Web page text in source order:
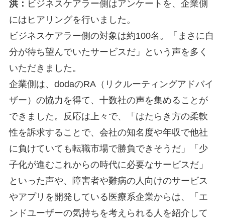
洪： ビジネスケアラー側はアンケートを、企業側
にはヒアリングを行いました。
ビジネスケアラー側の対象は約100名。「まさに自
分が待ち望んでいたサービスだ」という声を多く
いただきました。
企業側は、dodaのRA（リクルーティングアドバイ
ザー）の協力を得て、十数社の声を集めることが
できました。反応は上々で、「はたらき方の柔軟
性を訴求することで、会社の知名度や年収で他社
に負けていても転職市場で勝負できそうだ」「少
子化が進むこれからの時代に必要なサービスだ」
といった声や、障害者や難病の人向けのサービス
やアプリを開発している医療系企業からは、「エ
ンドユーザーの気持ちを考えられる人を紹介して